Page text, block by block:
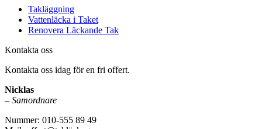
Takläggning
Vattenläcka i Taket
Renovera Läckande Tak
Kontakta oss
Kontakta oss idag för en fri offert.
Nicklas
– Samordnare
Nummer: 010-555 89 49